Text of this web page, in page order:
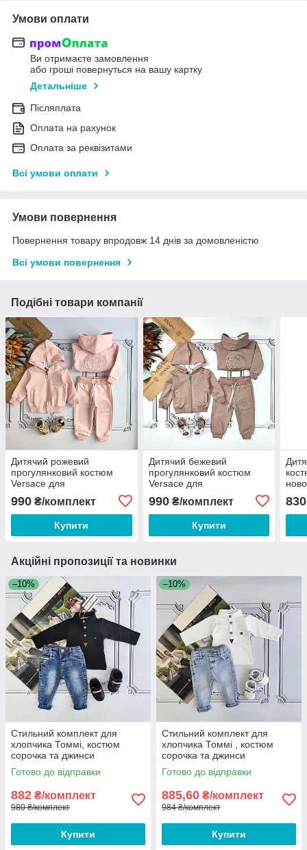
Умови оплати
Ви отримаєте замовлення
або гроші повернуться на вашу картку
Детальніше
Післяплата
Оплата на рахунок
Оплата за реквізитами
Всі умови оплати
Умови повернення
Повернення товару впродовж 14 днів за домовленістю
Всі умови повернення
Подібні товари компанії
Дитячий рожевий
прогулянковий костюм
Versace для
990 ₴/комплект
Купити
Дитячий бежевий
прогулянковий костюм
Versace для
990₴/комплект
Купити
830
Акційні пропозиції та новинки
–10%
Стильний комплект для
хлопчика Томмі, костюм
сорочка та джинси
Готово до відправки
882 ₴/комплект
980 ₴/комплект
Купити
–10%
Стильний комплект для
хлопчика Томмі , костюм
сорочка та джинси
Готово до відправки
885,60 ₴/комплект
984 ₴/комплект
Купити